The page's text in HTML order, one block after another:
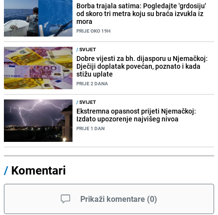
Borba trajala satima: Pogledajte 'grdosiju'
od skoro tri metra koju su braća izvukla iz
mora
PRIJE OKO 19H
/SVIJET
Dobre vijesti za bh. dijasporu u Njemačkoj:
Dječiji doplatak povećan, poznato i kada
stižu uplate
PRIJE 2 DANA
/SVIJET
Ekstremna opasnost prijeti Njemačkoj:
Izdato upozorenje najvišeg nivoa
PRIJE 1 DAN
/ Komentari
Prikaži komentare (0)